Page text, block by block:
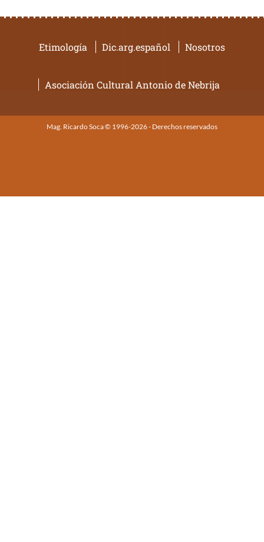
Etimología Dic.arg.español Nosotros
Asociación Cultural Antonio de Nebrija
Mag. Ricardo Soca © 1996-2026 - Derechos reservados